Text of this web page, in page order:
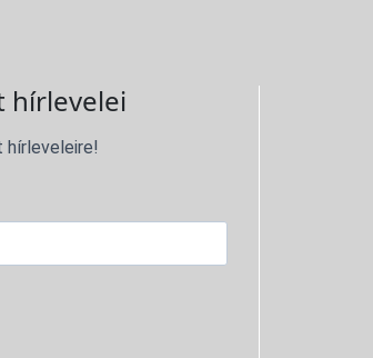
hírlevelei
hírleveleire!